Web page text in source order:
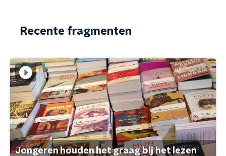
Recente fragmenten
Jongeren houden het graag bij het lezen